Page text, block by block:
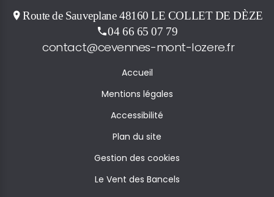
Route de Sauveplane 48160 LE COLLET DE DÈZE
04 66 65 07 79
contact@cevennes-mont-lozere.fr
Accueil
Mentions légales
Accessibilité
Plan du site
Gestion des cookies
Le Vent des Bancels